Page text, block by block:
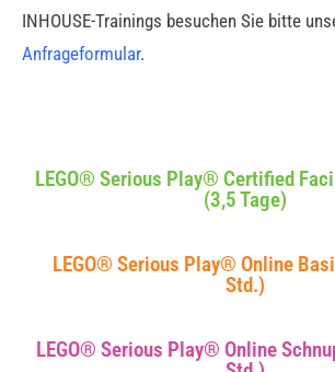
INHOUSE-Trainings besuchen Sie bitte
Anfrageformular.
LEGO® Serious Play® Certified
(3,5 Tage)
LEGO® Serious Play® Online
Std.)
LEGO® Serious Play® Online